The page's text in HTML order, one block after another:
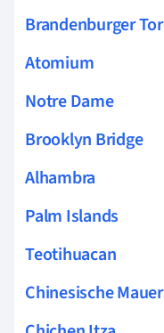
Brandenburger Tor
Atomium
Notre Dame
Brooklyn Bridge
Alhambra
Palm Islands
Teotihuacan
Chinesische Mauer